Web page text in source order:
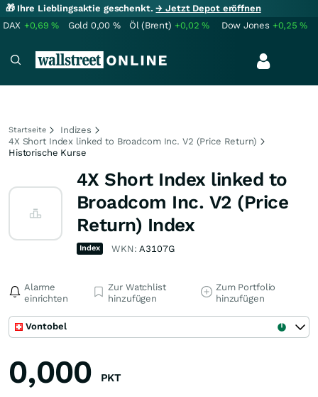
🎁 Ihre Lieblingsaktie geschenkt.→ Jetzt Depot eröffnen
DAX +0,69% Gold 0,00 % Öl (Brent) +0,02% Dow Jones +0,25%
Startseite
Indizes
4X Short Index linked to Broadcom Inc. V2 (Price Return)
Historische Kurse
4X Short Index linked to
Broadcom Inc. V2 (Price
Return) Index
Index WKN:A3107G
Alarme
einrichten
Zur Watchlist
hinzufügen
Zum Portfolio
hinzufügen
Vontobel
0,000 PKT